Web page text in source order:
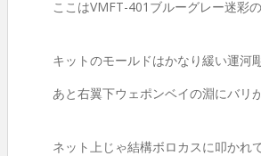
ここはVMFT-401ブルーグレー迷彩
キットのモールドはかなり緩い運河
あと右翼下ウェポンベイの淵にバリ
ネット上じゃ結構ボロカスに叩かれ